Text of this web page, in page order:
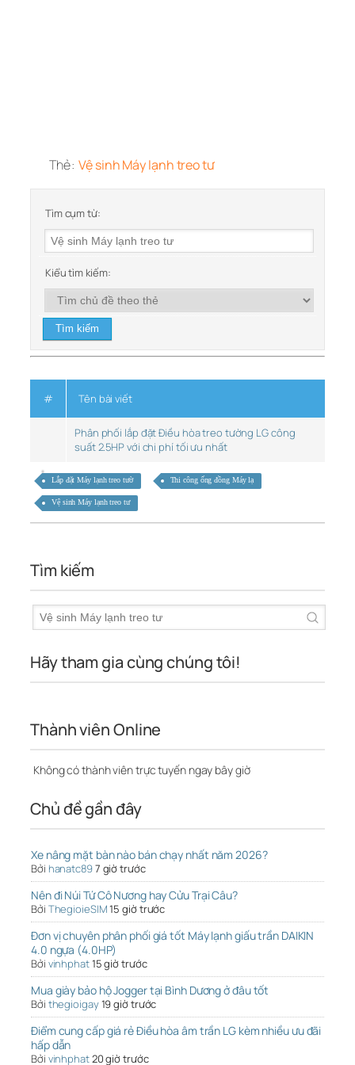
Thẻ:Vệ sinh Máy lạnh treo tư
Tìm cụm từ:
Kiểu tìm kiếm:
# Tên bài viết
Phân phối lắp đặt Điều hòa treo tường LG công
suất 2.5HP với chi phí tối ưu nhất
Lắp đặt Máy lạnh treo tườ Thi công ống đồng Máy lạ
Vệ sinh Máy lạnh treo tư
Tìm kiếm
Hãy tham gia cùng chúng tôi!
Thành viên Online
Không có thành viên trực tuyến ngay bây giờ
Chủ đề gần đây
Xe nâng mặt bàn nào bán chạy nhất năm 2026?
Bởi hanatc897 giờ trước
Nên đi Núi Tứ Cô Nương hay Cửu Trại Câu?
Bởi ThegioieSIM15 giờ trước
Đơn vị chuyên phân phối giá tốt Máy lạnh giấu trần DAIKIN
4.0 ngựa (4.0HP)
Bởi vinhphat15 giờ trước
Mua giày bảo hộ Jogger tại Bình Dương ở đâu tốt
Bởi thegioigay19 giờ trước
Điểm cung cấp giá rẻ Điều hòa âm trần LG kèm nhiều ưu đãi
hấp dẫn
Bởi vinhphat20 giờ trước